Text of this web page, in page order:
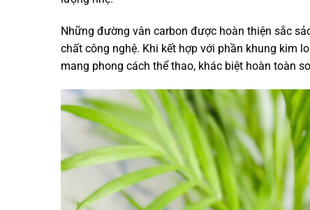
Những đường vân carbon được hoàn thiện sắc
chất công nghệ. Khi kết hợp với phần khung kim
mang phong cách thể thao, khác biệt hoàn toàn